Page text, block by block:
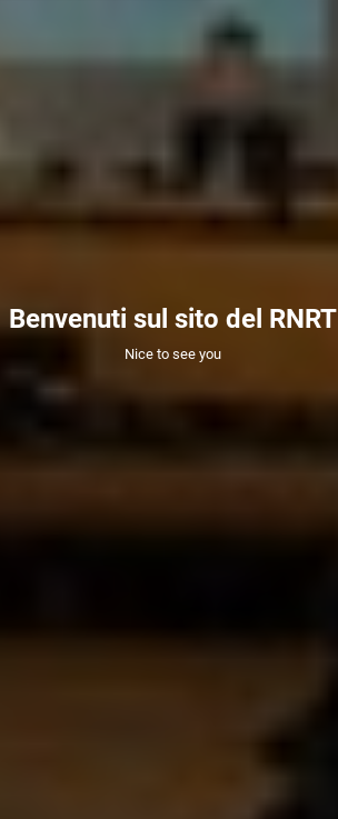
Benvenuti sul sito del RNRT
Nice to see you